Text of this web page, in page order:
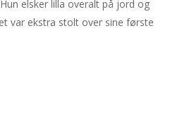
elsker lilla overalt på jord og
var ekstra stolt over sine første